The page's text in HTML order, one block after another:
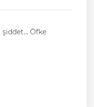
şiddet… Öfke